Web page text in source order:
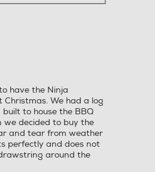
have the Ninja
We had a log
to house the BBQ
decided to buy the
and tear from weather
perfectly and does not
around the